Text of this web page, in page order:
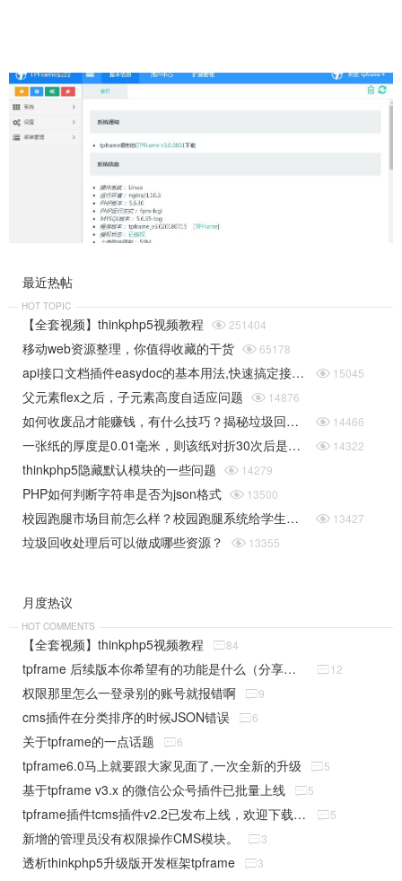
最近热帖
HOT TOPIC
【全套视频】thinkphp5视频教程  251404
移动web资源整理，你值得收藏的干货  65178
api接口文档插件easydoc的基本用法,快速搞定接口文档  15045
父元素flex之后，子元素高度自适应问题  14876
如何收废品才能赚钱，有什么技巧？揭秘垃圾回收行业的一些规则  14466
一张纸的厚度是0.01毫米，则该纸对折30次后是多厚（据说超过珠穆朗玛峰的高度）php实现  14322
thinkphp5隐藏默认模块的一些问题  14279
PHP如何判断字符串是否为json格式  13500
校园跑腿市场目前怎么样？校园跑腿系统给学生带来了哪些便捷？  13427
垃圾回收处理后可以做成哪些资源？  13355
月度热议
HOT COMMENTS
【全套视频】thinkphp5视频教程 84
tpframe 后续版本你希望有的功能是什么（分享贴） 12
权限那里怎么一登录别的账号就报错啊 9
cms插件在分类排序的时候JSON错误 6
关于tpframe的一点话题 6
tpframe6.0马上就要跟大家见面了,一次全新的升级 5
基于tpframe v3.x 的微信公众号插件已批量上线 5
tpframe插件tcms插件v2.2已发布上线，欢迎下载使用 5
新增的管理员没有权限操作CMS模块。 3
透析thinkphp5升级版开发框架tpframe 3